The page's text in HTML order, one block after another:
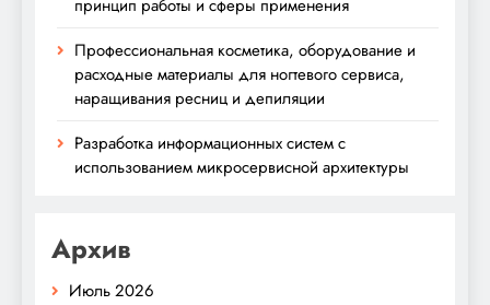
принцип работы и сферы применения
Профессиональная косметика, оборудование и
расходные материалы для ногтевого сервиса,
наращивания ресниц и депиляции
Разработка информационных систем с
использованием микросервисной архитектуры
Архив
Июль 2026